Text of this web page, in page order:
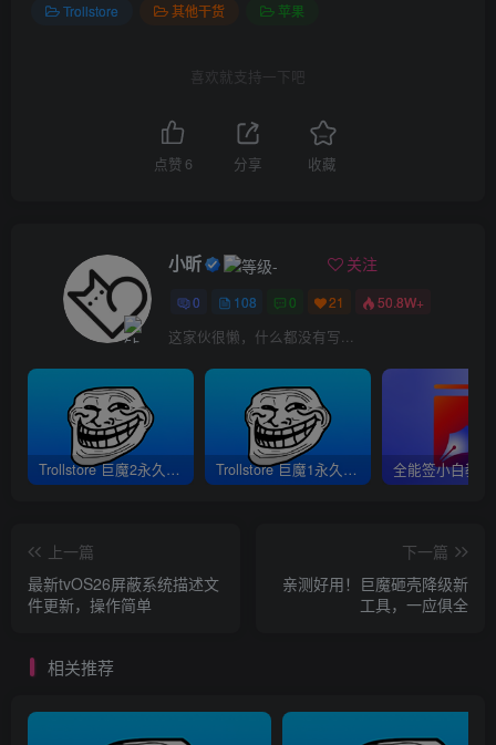
Trollstore 其他干货 苹果
喜欢就支持一下吧
点赞 6 分享 收藏
小昕 关注
0 108 0 21 50.8W+
这家伙很懒，什么都没有写...
Trollstore 巨魔2永久签安装教程｜支持A8-A17 M1M2 iOS15.5-16.6.1 Trollstore 巨魔1永久签安装教程｜A8-A15 iOS14.0-15.4.1
上一篇
最新tvOS26屏蔽系统描述文
件更新，操作简单
下一篇
亲测好用！巨魔砸壳降级新
工具，一应俱全
相关推荐